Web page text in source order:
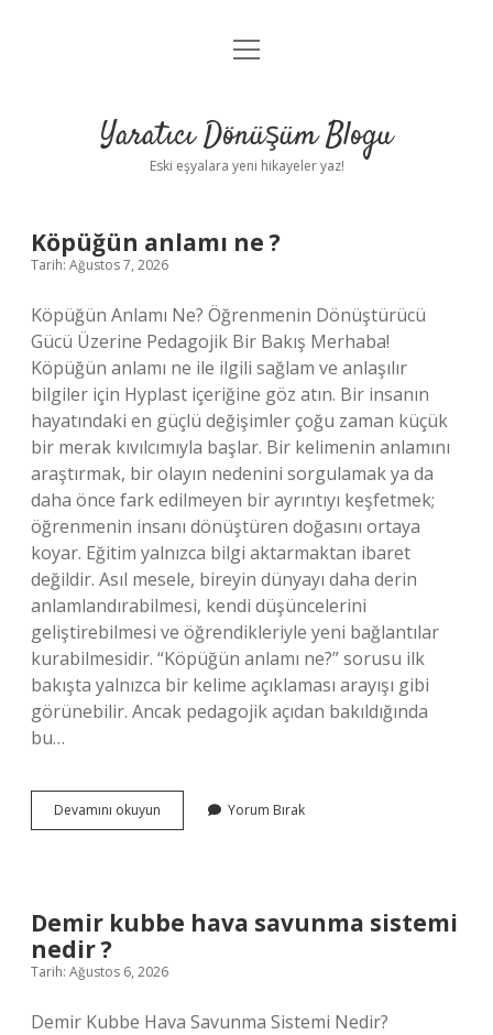
Anasayfa
Yasal Uyarı
menüyü
Yaratıcı Dönüşüm Blogu
Eski eşyalara yeni hikayeler yaz!
Yaratıcı
Dönüşüm
Blogu
Yazılar
Köpüğün anlamı ne ?
Tarih: Ağustos 7, 2026
Köpüğün Anlamı Ne? Öğrenmenin Dönüştürücü
Gücü Üzerine Pedagojik Bir Bakış Merhaba!
Köpüğün anlamı ne ile ilgili sağlam ve anlaşılır
bilgiler için Hyplast içeriğine göz atın. Bir insanın
hayatındaki en güçlü değişimler çoğu zaman küçük
bir merak kıvılcımıyla başlar. Bir kelimenin anlamını
araştırmak, bir olayın nedenini sorgulamak ya da
daha önce fark edilmeyen bir ayrıntıyı keşfetmek;
öğrenmenin insanı dönüştüren doğasını ortaya
koyar. Eğitim yalnızca bilgi aktarmaktan ibaret
değildir. Asıl mesele, bireyin dünyayı daha derin
anlamlandırabilmesi, kendi düşüncelerini
geliştirebilmesi ve öğrendikleriyle yeni bağlantılar
kurabilmesidir. “Köpüğün anlamı ne?” sorusu ilk
bakışta yalnızca bir kelime açıklaması arayışı gibi
görünebilir. Ancak pedagojik açıdan bakıldığında
bu…
Devamını okuyun Köpüğün
anlamı
Yorum Bırak
Demir kubbe hava savunma sistemi
nedir ?
Tarih: Ağustos 6, 2026
Demir Kubbe Hava Savunma Sistemi Nedir?